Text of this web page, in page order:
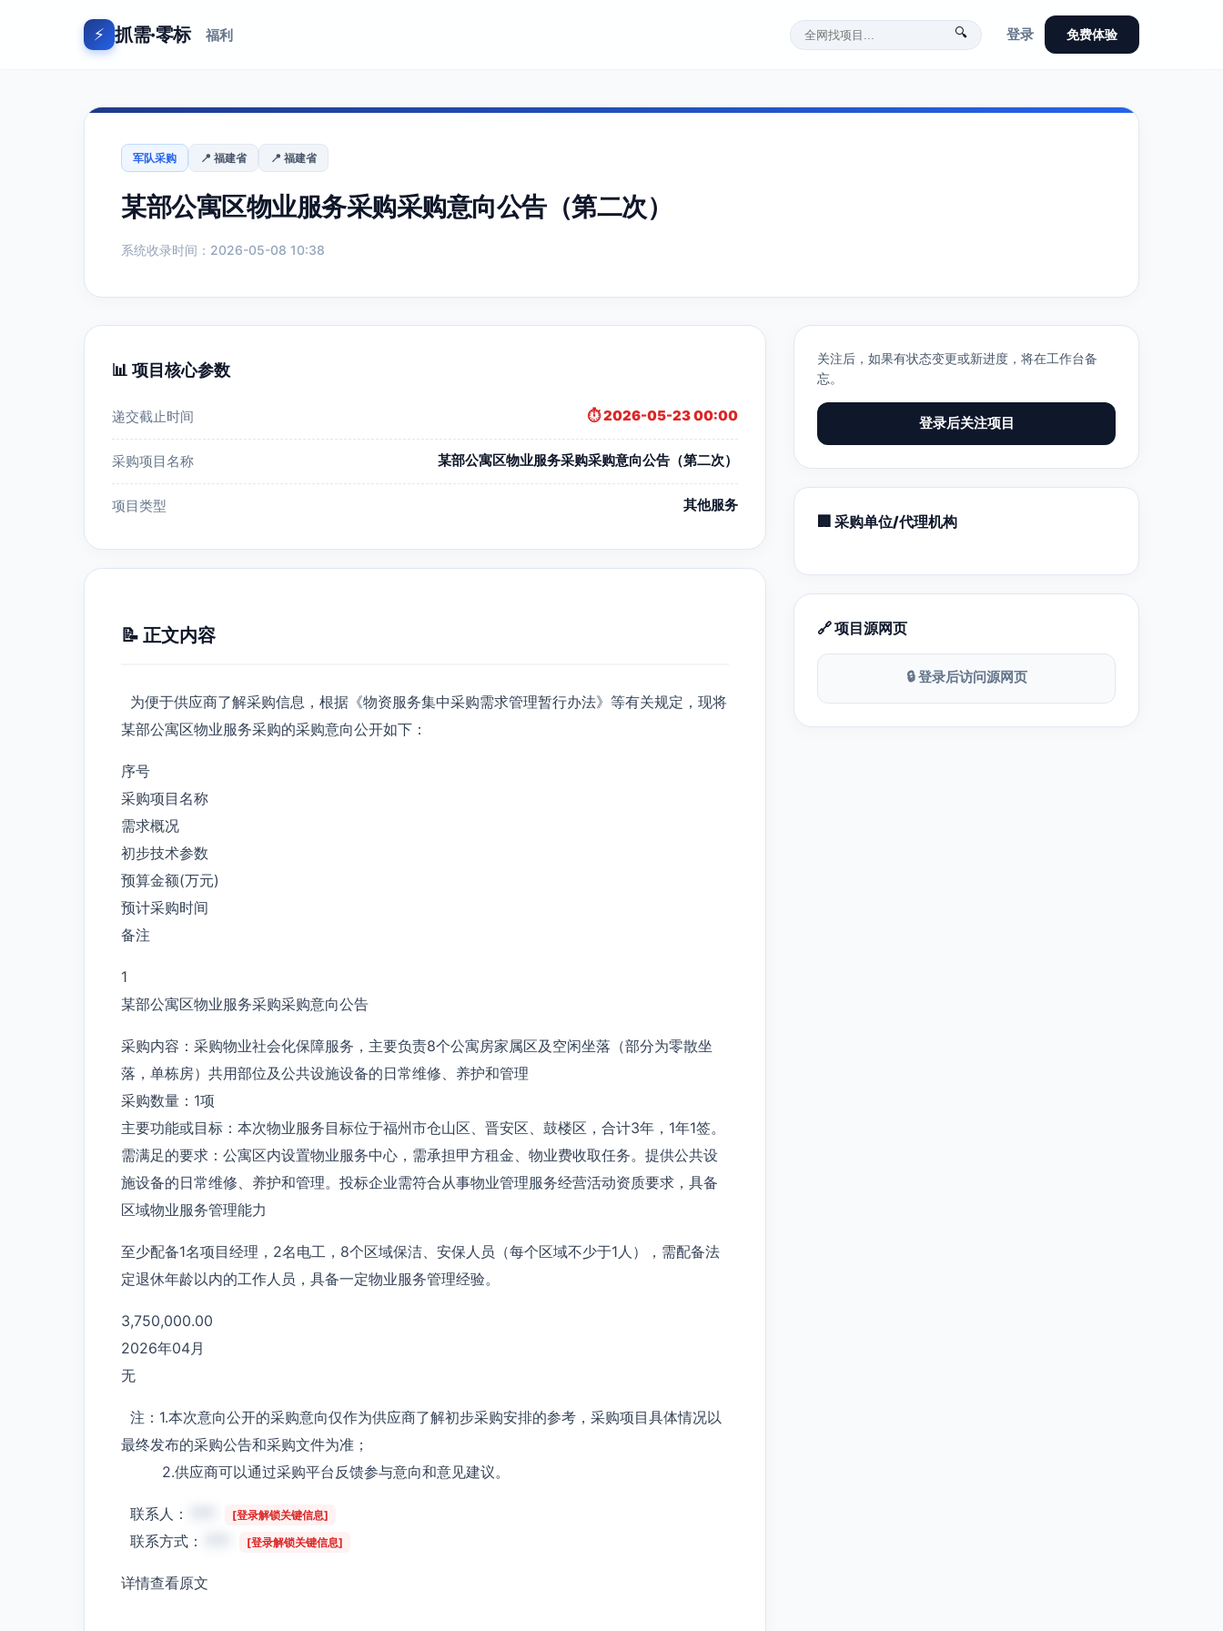
⚡ 抓需·零标 福利 🔍 登录 免费体验
军队采购 📍 福建省 📍 福建省
某部公寓区物业服务采购采购意向公告（第二次）
系统收录时间：2026-05-08 10:38
📊 项目核心参数
递交截止时间 ⏱️ 2026-05-23 00:00
采购项目名称 某部公寓区物业服务采购采购意向公告（第二次）
项目类型 其他服务
📝 正文内容
为便于供应商了解采购信息，根据《物资服务集中采购需求管理暂行办法》等有关规定，现将
某部公寓区物业服务采购的采购意向公开如下：
序号
采购项目名称
需求概况
初步技术参数
预算金额(万元)
预计采购时间
备注
1
某部公寓区物业服务采购采购意向公告
采购内容：采购物业社会化保障服务，主要负责8个公寓房家属区及空闲坐落（部分为零散坐
落，单栋房）共用部位及公共设施设备的日常维修、养护和管理
采购数量：1项
主要功能或目标：本次物业服务目标位于福州市仓山区、晋安区、鼓楼区，合计3年，1年1签。
需满足的要求：公寓区内设置物业服务中心，需承担甲方租金、物业费收取任务。提供公共设
施设备的日常维修、养护和管理。投标企业需符合从事物业管理服务经营活动资质要求，具备
区域物业服务管理能力
至少配备1名项目经理，2名电工，8个区域保洁、安保人员（每个区域不少于1人），需配备法
定退休年龄以内的工作人员，具备一定物业服务管理经验。
3,750,000.00
2026年04月
无
注：1.本次意向公开的采购意向仅作为供应商了解初步采购安排的参考，采购项目具体情况以
最终发布的采购公告和采购文件为准；
2.供应商可以通过采购平台反馈参与意向和意见建议。
联系人： [登录解锁关键信息]
联系方式： [登录解锁关键信息]
详情查看原文
关注后，如果有状态变更或新进度，将在工作台备
忘。
登录后关注项目
🏢 采购单位/代理机构
🔗 项目源网页
🔒 登录后访问源网页